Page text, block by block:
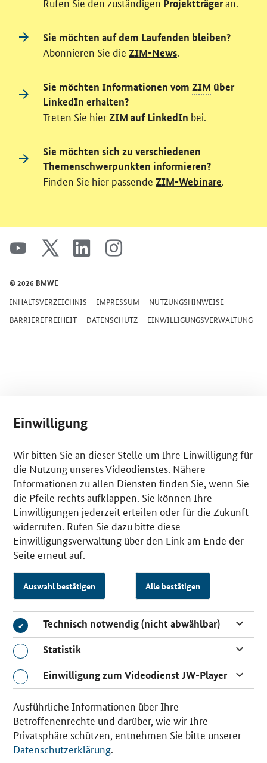
Projektträger
Sie möchten auf dem Laufenden bleiben?
Abonnieren Sie die ZIM-News
Sie möchten Informationen vom ZIM über
LinkedIn erhalten?
Treten Sie hierZIM auf LinkedIn bei.
Sie möchten sich zu verschiedenen
Themenschwerpunkten informieren?
Finden Sie hier passende ZIM-Webinare
SrOnlyServicemenü
youtube x linkedin instagram
© 2026 BMWE
INHALTSVERZEICHNIS IMPRESSUM
NUTZUNGSHINWEISE
BARRIEREFREIHEIT
DATENSCHUTZ EINWILLIGUNGSVERWALTUNG
Einwilligung
Wir bitten Sie an dieser Stelle um Ihre Einwilligung für
die Nutzung unseres Videodienstes. Nähere
Informationen zu allen Diensten finden Sie, wenn Sie
die Pfeile rechts aufklappen. Sie können Ihre
Einwilligungen jederzeit erteilen oder für die Zukunft
widerrufen. Rufen Sie dazu bitte diese
Einwilligungsverwaltung über den Link am Ende der
Seite erneut auf.
Auswahl bestätigen Alle bestätigen
Technisch notwendig (nicht abwählbar)
Technisch notwendig (nicht abwählbar)
Statistik
Statistik
Einwilligung zum Videodienst JW-Player
Einwilligung zum Videodienst JW-Player
Ausführliche Informationen über Ihre
Betroffenenrechte und darüber, wie wir Ihre
Privatsphäre schützen, entnehmen Sie bitte unserer
Datenschutzerklärung.